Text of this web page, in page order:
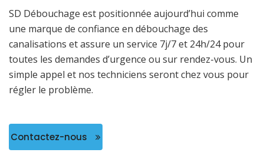
SD Débouchage est positionnée aujourd’hui comme
une marque de confiance en débouchage des
canalisations et assure un service 7j/7 et 24h/24 pour
toutes les demandes d’urgence ou sur rendez-vous. Un
simple appel et nos techniciens seront chez vous pour
régler le problème.
Contactez-nous